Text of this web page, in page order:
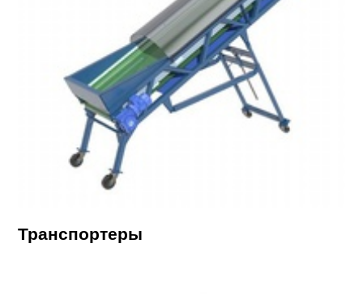
Транспортеры